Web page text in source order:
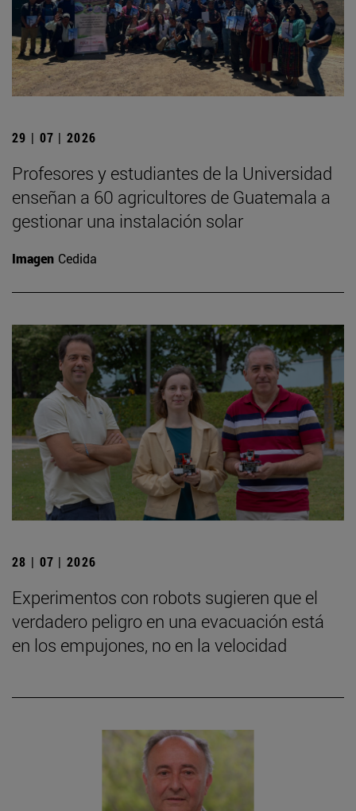
29 | 07 | 2026
Profesores y estudiantes de la Universidad
enseñan a 60 agricultores de Guatemala a
gestionar una instalación solar
Imagen Cedida
28 | 07 | 2026
Experimentos con robots sugieren que el
verdadero peligro en una evacuación está
en los empujones, no en la velocidad